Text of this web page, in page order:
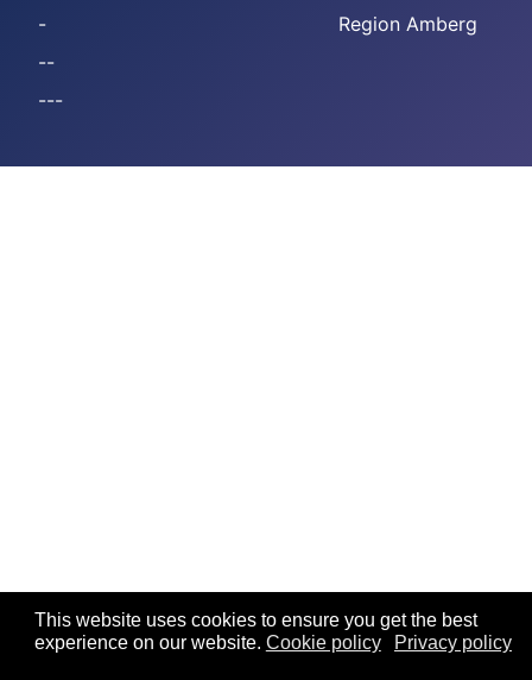
This website uses cookies to ensure you get the best
experience on our website. Cookie policy Privacy policy
-
--
---
Region Amberg